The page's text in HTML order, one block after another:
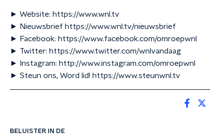
BELUISTER IN DE
► Website: https://www.wnl.tv
► Nieuwsbrief https://www.wnl.tv/nieuwsbrief
► Facebook: https://www.facebook.com/omroepwnl
► Twitter: https://www.twitter.com/wnlvandaag
► Instagram: http://www.instagram.com/omroepwnl
► Steun ons, Word lid! https://www.steunwnl.tv